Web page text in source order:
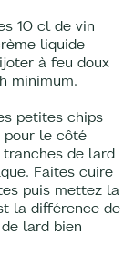
10 cl de vin
liquide
à feu doux
minimum.
petites chips
pour le côté
de lard
Faites cuire
puis mettez la
la différence de
lard bien